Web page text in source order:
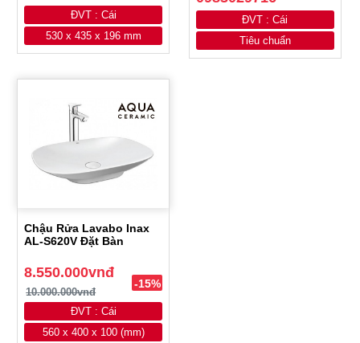
ĐVT : Cái
530 x 435 x 196 mm
ĐVT : Cái
Tiêu chuẩn
Chậu Rửa Lavabo Inax
AL-S620V Đặt Bàn
8.550.000vnđ
10.000.000vnđ
-15%
ĐVT : Cái
560 x 400 x 100 (mm)